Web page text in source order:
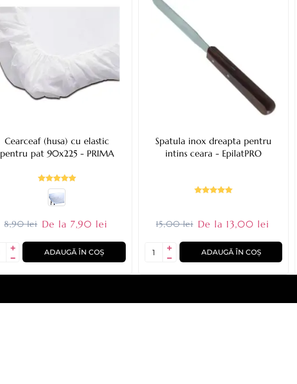
Cearceaf (husa) cu elastic
pentru pat 90x225 - PRIMA
8,90 lei De la 7,90 lei
ADAUGĂ ÎN COȘ
Spatula inox dreapta pentru
intins ceara - EpilatPRO
15,00 lei De la 13,00 lei
ADAUGĂ ÎN COȘ